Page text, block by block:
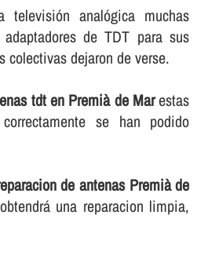
analógica muchas
de TDT para sus
colectivas dejaron de verse.
tdt en Premià de Marestas
se han podido
de antenas Premià de
una reparacion limpia,